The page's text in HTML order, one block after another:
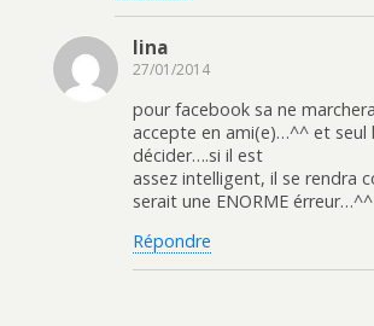
lina
27/01/2014
pour facebook sa ne
accepte en ami(e)…^^ et seul
décider….si il est
assez intelligent, il se rendra
serait une ENORME érreur…^^
Répondre